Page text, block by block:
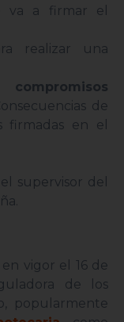
va a firmar el
realizar una
de
firmadas en el
supervisor del
vigor el 16 de
de los
popularmente